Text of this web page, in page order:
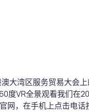
大湾区服务贸易大会
度VR全景观看我们在
，在手机上点击电话